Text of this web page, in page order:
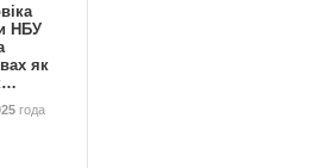
НБУ
як
года